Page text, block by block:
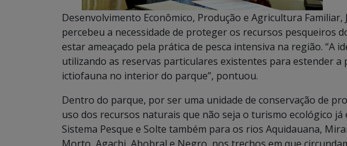
Desenvolvimento Econômico, Produção e Agricultura Familiar,
percebeu a necessidade de proteger os recursos pesqueiros
estar ameaçado pela prática de pesca intensiva na região. “A
utilizando as reservas particulares existentes para estender
ictiofauna no interior do parque”, pontuou.
Dentro do parque, por ser uma unidade de conservação de
uso dos recursos naturais que não seja o turismo ecológico
Sistema Pesque e Solte também para os rios Aquidauana,
Morto, Agachi, Abobral e Negro, nos trechos em que